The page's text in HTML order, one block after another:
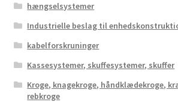
hængselsystemer
Industrielle beslag til
kabelforskruninger
Kassesystemer, skuffesystemer, skuffer
Kroge, knagekroge, håndklædekroge,
rebkroge